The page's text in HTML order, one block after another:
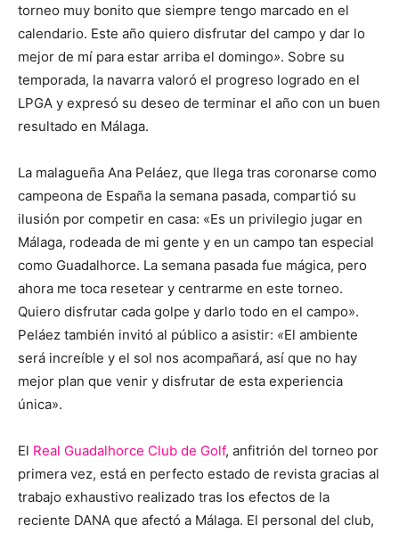
torneo muy bonito que siempre tengo marcado en el
calendario. Este año quiero disfrutar del campo y dar lo
mejor de mí para estar arriba el domingo». Sobre su
temporada, la navarra valoró el progreso logrado en el
LPGA y expresó su deseo de terminar el año con un buen
resultado en Málaga.
La malagueña Ana Peláez, que llega tras coronarse como
campeona de España la semana pasada, compartió su
ilusión por competir en casa: «Es un privilegio jugar en
Málaga, rodeada de mi gente y en un campo tan especial
como Guadalhorce. La semana pasada fue mágica, pero
ahora me toca resetear y centrarme en este torneo.
Quiero disfrutar cada golpe y darlo todo en el campo».
Peláez también invitó al público a asistir: «El ambiente
será increíble y el sol nos acompañará, así que no hay
mejor plan que venir y disfrutar de esta experiencia
única».
El Real Guadalhorce Club de Golf, anfitrión del torneo por
primera vez, está en perfecto estado de revista gracias al
trabajo exhaustivo realizado tras los efectos de la
reciente DANA que afectó a Málaga. El personal del club,